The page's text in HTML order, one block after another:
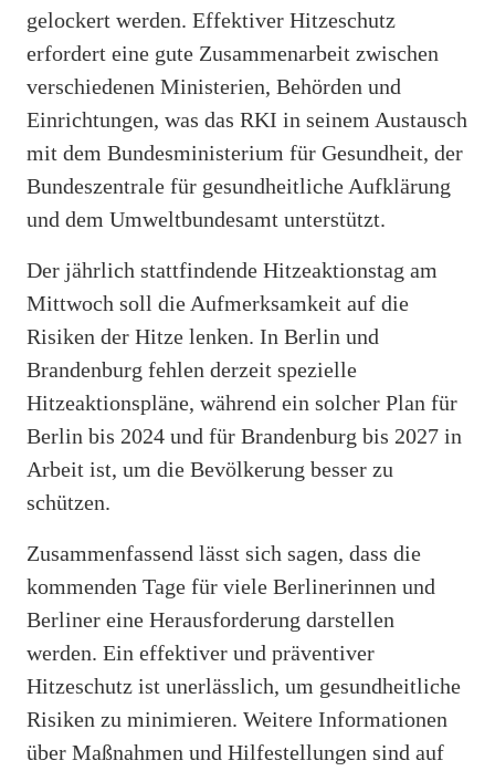
gelockert werden. Effektiver Hitzeschutz
erfordert eine gute Zusammenarbeit zwischen
verschiedenen Ministerien, Behörden und
Einrichtungen, was das RKI in seinem Austausch
mit dem Bundesministerium für Gesundheit, der
Bundeszentrale für gesundheitliche Aufklärung
und dem Umweltbundesamt unterstützt.
Der jährlich stattfindende Hitzeaktionstag am
Mittwoch soll die Aufmerksamkeit auf die
Risiken der Hitze lenken. In Berlin und
Brandenburg fehlen derzeit spezielle
Hitzeaktionspläne, während ein solcher Plan für
Berlin bis 2024 und für Brandenburg bis 2027 in
Arbeit ist, um die Bevölkerung besser zu
schützen.
Zusammenfassend lässt sich sagen, dass die
kommenden Tage für viele Berlinerinnen und
Berliner eine Herausforderung darstellen
werden. Ein effektiver und präventiver
Hitzeschutz ist unerlässlich, um gesundheitliche
Risiken zu minimieren. Weitere Informationen
über Maßnahmen und Hilfestellungen sind auf